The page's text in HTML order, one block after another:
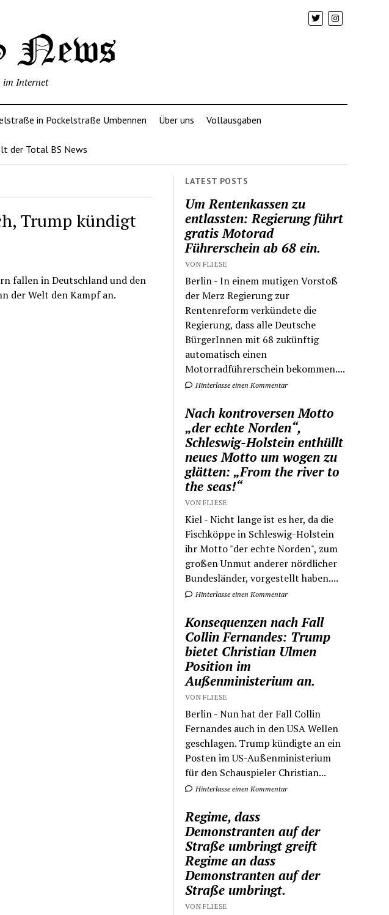
im Internet
in Pockelstraße Umbennen Über uns Vollausgaben
der Total BS News
Trump kündigt
fallen in Deutschland und den
der Welt den Kampf an.
LATEST POSTS
Um Rentenkassen zu
entlassten: Regierung führt
gratis Motorad
Führerschein ab 68 ein.
VON FLIESE
Berlin - In einem mutigen Vorstoß
der Merz Regierung zur
Rentenreform verkündete die
Regierung, dass alle Deutsche
BürgerInnen mit 68 zukünftig
automatisch einen
Motorradführerschein bekommen....
Hinterlasse einen Kommentar
Nach kontroversen Motto
„der echte Norden“,
Schleswig-Holstein enthüllt
neues Motto um wogen zu
glätten: „From the river to
the seas!“
VON FLIESE
Kiel - Nicht lange ist es her, da die
Fischköppe in Schleswig-Holstein
ihr Motto "der echte Norden", zum
großen Unmut anderer nördlicher
Bundesländer, vorgestellt haben....
Hinterlasse einen Kommentar
Konsequenzen nach Fall
Collin Fernandes: Trump
bietet Christian Ulmen
Position im
Außenministerium an.
VON FLIESE
Berlin - Nun hat der Fall Collin
Fernandes auch in den USA Wellen
geschlagen. Trump kündigte an ein
Posten im US-Außenministerium
für den Schauspieler Christian...
Hinterlasse einen Kommentar
Regime, dass
Demonstranten auf der
Straße umbringt greift
Regime an dass
Demonstranten auf der
Straße umbringt.
VON FLIESE